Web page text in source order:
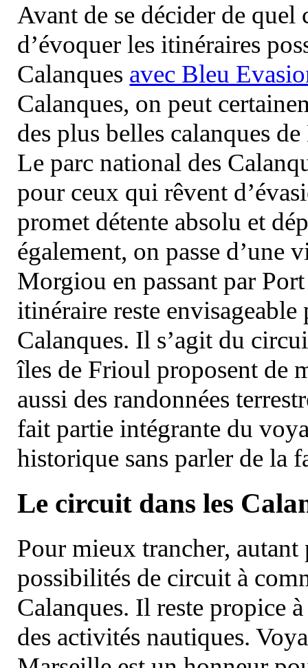
Avant de se décider de
d’évoquer les itinéraires
Calanques avec Bleu
Calanques, on peut
des plus belles calanques
Le parc national des
pour ceux qui rêvent
promet détente absolu et
également, on passe d’une
Morgiou en passant par
itinéraire reste
Calanques. Il s’agit du
îles de Frioul proposent de
aussi des randonnées
fait partie intégrante du
historique sans parler de la
Le circuit dans les
Pour mieux trancher, autant
possibilités de circuit à
Calanques. Il reste propice
des activités nautiques.